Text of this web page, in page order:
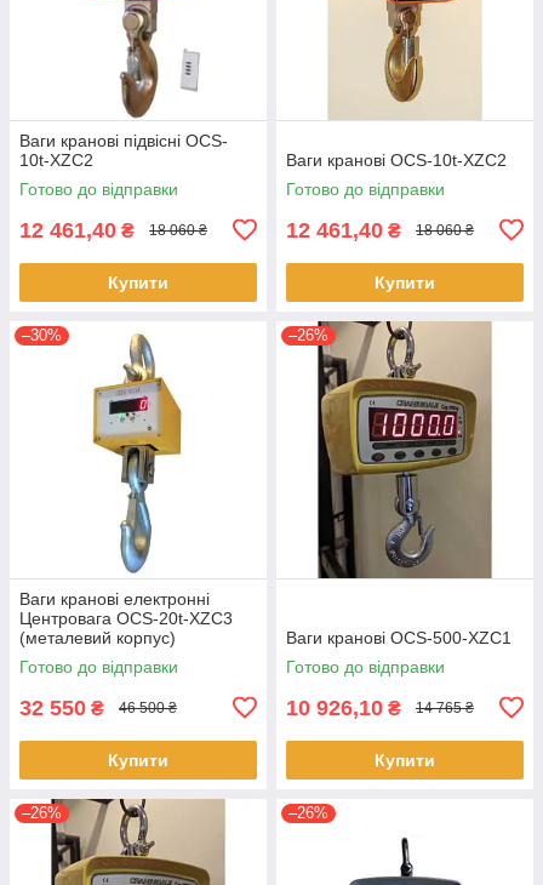
Ваги кранові підвісні OCS-
10t-XZC2
Готово до відправки
12 461,40 ₴ 18 060 ₴
Купити
Ваги кранові OCS-10t-XZC2
Готово до відправки
12 461,40 ₴ 18 060 ₴
Купити
–30%
Ваги кранові електронні
Центровага ОСS-20t-XZС3
(металевий корпус)
Готово до відправки
32 550 ₴ 46 500 ₴
Купити
–26%
Ваги кранові OCS-500-XZC1
Готово до відправки
10 926,10 ₴ 14 765 ₴
Купити
–26% –26%